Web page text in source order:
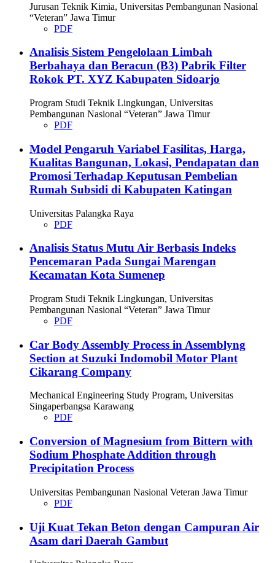
Jurusan Teknik Kimia, Universitas Pembangunan Nasional
“Veteran” Jawa Timur
PDF
Analisis Sistem Pengelolaan Limbah
Berbahaya dan Beracun (B3) Pabrik Filter
Rokok PT. XYZ Kabupaten Sidoarjo
Program Studi Teknik Lingkungan, Universitas
Pembangunan Nasional “Veteran” Jawa Timur
PDF
Model Pengaruh Variabel Fasilitas, Harga,
Kualitas Bangunan, Lokasi, Pendapatan dan
Promosi Terhadap Keputusan Pembelian
Rumah Subsidi di Kabupaten Katingan
Universitas Palangka Raya
PDF
Analisis Status Mutu Air Berbasis Indeks
Pencemaran Pada Sungai Marengan
Kecamatan Kota Sumenep
Program Studi Teknik Lingkungan, Universitas
Pembangunan Nasional “Veteran” Jawa Timur
PDF
Car Body Assembly Process in Assemblyng
Section at Suzuki Indomobil Motor Plant
Cikarang Company
Mechanical Engineering Study Program, Universitas
Singaperbangsa Karawang
PDF
Conversion of Magnesium from Bittern with
Sodium Phosphate Addition through
Precipitation Process
Universitas Pembangunan Nasional Veteran Jawa Timur
PDF
Uji Kuat Tekan Beton dengan Campuran Air
Asam dari Daerah Gambut